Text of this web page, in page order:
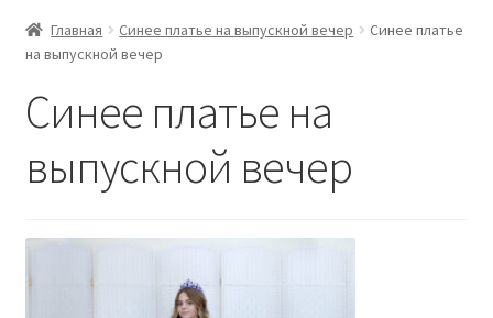
Главная Синее платье на выпускной вечер
Синее платье
на выпускной вечер
Синее платье на
выпускной вечер